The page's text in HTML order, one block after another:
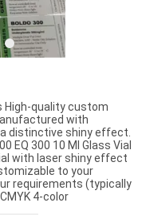
High-quality custom
with
distinctive shiny effect.
EQ 300 10 Ml Glass Vial
with laser shiny effect
to your
requirements (typically
4-color